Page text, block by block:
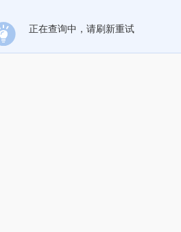
正在查询中，请刷新重试